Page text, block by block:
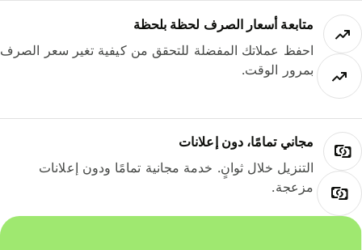
متابعة أسعار الصرف لحظة بلحظة
احفظ عملاتك المفضلة للتحقق من كيفية تغير سعر الصرف
بمرور الوقت.
مجاني تمامًا، دون إعلانات
التنزيل خلال ثوانٍ. خدمة مجانية تمامًا ودون إعلانات
مزعجة.